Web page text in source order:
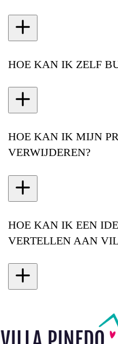
HOE KAN IK ZELF
HOE KAN IK MIJN
VERWIJDEREN?
HOE KAN IK EEN
VERTELLEN AAN